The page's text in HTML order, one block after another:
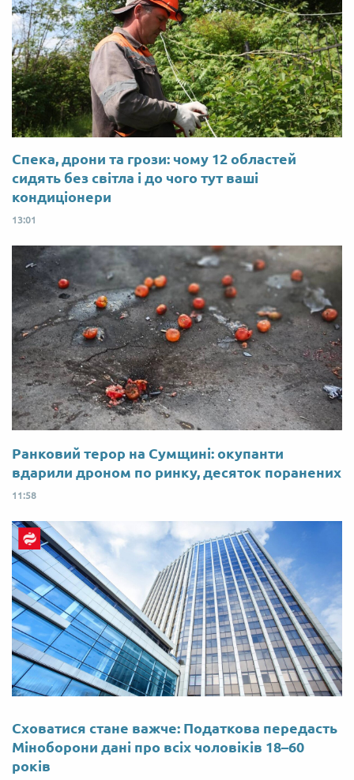
Спека, дрони та грози: чому 12 областей
сидять без світла і до чого тут ваші
кондиціонери
13:01
Ранковий терор на Сумщині: окупанти
вдарили дроном по ринку, десяток поранених
11:58
Сховатися стане важче: Податкова передасть
Міноборони дані про всіх чоловіків 18–60
років